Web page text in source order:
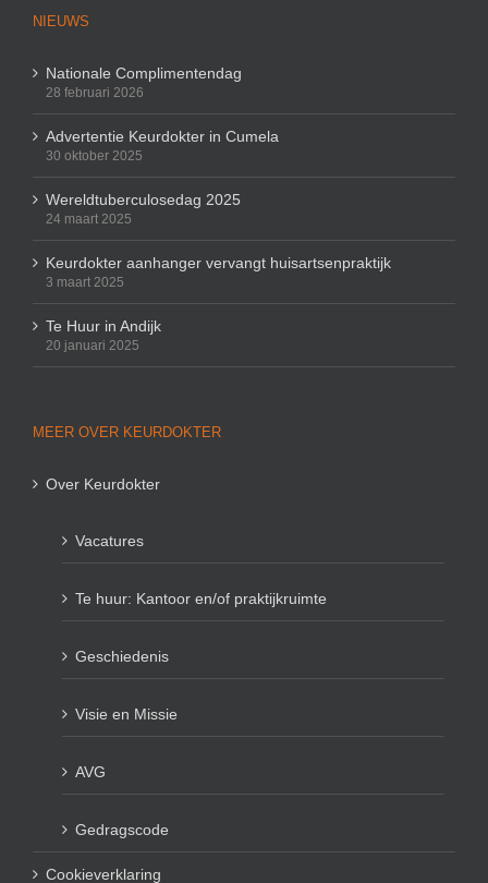
NIEUWS
Nationale Complimentendag
28 februari 2026
Advertentie Keurdokter in Cumela
30 oktober 2025
Wereldtuberculosedag 2025
24 maart 2025
Keurdokter aanhanger vervangt huisartsenpraktijk
3 maart 2025
Te Huur in Andijk
20 januari 2025
MEER OVER KEURDOKTER
Over Keurdokter
Vacatures
Te huur: Kantoor en/of praktijkruimte
Geschiedenis
Visie en Missie
AVG
Gedragscode
Cookieverklaring